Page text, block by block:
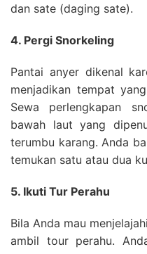
dan sate (daging sate).
4. Pergi Snorkeling
Pantai anyer dikenal
menjadikan tempat
Sewa perlengkapan
bawah laut yang
terumbu karang. Anda
temukan satu atau dua
5. Ikuti Tur Perahu
Bila Anda mau
ambil tour perahu.